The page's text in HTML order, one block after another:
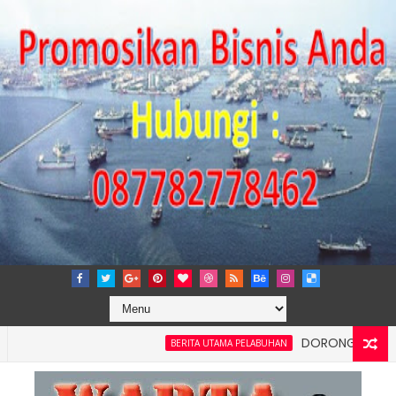
BERITA UTAMA PELABUHAN DORONG KEMANDIRIAN